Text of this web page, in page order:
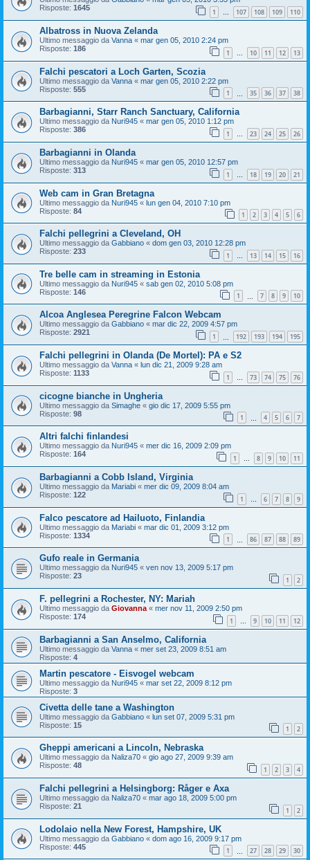
Risposte: 1645 1 … 107 108 109 110
Albatross in Nuova Zelanda
Ultimo messaggio da Vanna « mar gen 05, 2010 2:24 pm
Risposte: 186 1 … 10 11 12 13
Falchi pescatori a Loch Garten, Scozia
Ultimo messaggio da Vanna « mar gen 05, 2010 2:22 pm
Risposte: 555 1 35 36 37 38
Barbagianni, Starr Ranch Sanctuary, California
Ultimo messaggio da Nuri945 « mar gen 05, 2010 1:12 pm
Risposte: 386 1 … 23 24 25 26
Barbagianni in Olanda
Ultimo messaggio da Nuri945 « mar gen 05, 2010 12:57 pm
Risposte: 313 1 … 18 19 20 21
Web cam in Gran Bretagna
Ultimo messaggio da Nuri945 « lun gen 04, 2010 7:10 pm
Risposte: 84 1 2 3 4 5 6
Falchi pellegrini a Cleveland, OH
Ultimo messaggio da Gabbiano « dom gen 03, 2010 12:28 pm
Risposte: 233 1 … 13 14 15 16
Tre belle cam in streaming in Estonia
Ultimo messaggio da Nuri945 « sab gen 02, 2010 5:08 pm
Risposte: 146 1 7 8 9 10
Alcoa Anglesea Peregrine Falcon Webcam
Ultimo messaggio da Gabbiano « mar dic 22, 2009 4:57 pm
Risposte: 2921 1 192 193 194 195
Falchi pellegrini in Olanda (De Mortel): PA e S2
Ultimo messaggio da Vanna « lun dic 21, 2009 9:28 am
Risposte: 1133 1 … 73 74 75 76
cicogne bianche in Ungheria
Ultimo messaggio da Simaghe « gio dic 17, 2009 5:55 pm
Risposte: 98 1 4 5 6 7
Altri falchi finlandesi
Ultimo messaggio da Nuri945 « mer dic 16, 2009 2:09 pm
Risposte: 164 1 … 8 9 10 11
Barbagianni a Cobb Island, Virginia
Ultimo messaggio da Mariabi « mer dic 09, 2009 8:04 am
Risposte: 122 1 … 6 7 8 9
Falco pescatore ad Hailuoto, Finlandia
Ultimo messaggio da Mariabi « mar dic 01, 2009 3:12 pm
Risposte: 1334 1 86 87 88 89
Gufo reale in Germania
Ultimo messaggio da Nuri945 « ven nov 13, 2009 5:17 pm
Risposte: 23 1 2
F. pellegrini a Rochester, NY: Mariah
Ultimo messaggio da Giovanna « mer nov 11, 2009 2:50 pm
Risposte: 174 1 … 9 10 11 12
Barbagianni a San Anselmo, California
Ultimo messaggio da Vanna « mer set 23, 2009 8:51 am
Risposte: 4
Martin pescatore - Eisvogel webcam
Ultimo messaggio da Nuri945 « mar set 22, 2009 8:12 pm
Risposte: 3
Civetta delle tane a Washington
Ultimo messaggio da Gabbiano « lun set 07, 2009 5:31 pm
Risposte: 15 1 2
Gheppi americani a Lincoln, Nebraska
Ultimo messaggio da Naliza70 « gio ago 27, 2009 9:39 am
Risposte: 48 1 2 3 4
Falchi pellegrini a Helsingborg: Råger e Axa
Ultimo messaggio da Naliza70 « mar ago 18, 2009 5:00 pm
Risposte: 21 1 2
Lodolaio nella New Forest, Hampshire, UK
Ultimo messaggio da Gabbiano « dom ago 16, 2009 9:17 pm
Risposte: 445 1 27 28 29 30